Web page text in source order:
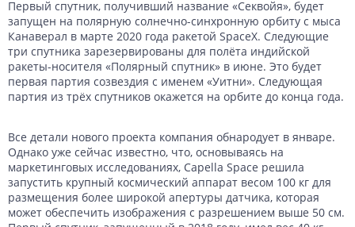
Первый спутник, получивший название «Секвойя», будет
запущен на полярную солнечно-синхронную орбиту с мыса
Канаверал в марте 2020 года ракетой SpaceX. Следующие
три спутника зарезервированы для полёта индийской
ракеты-носителя «Полярный спутник» в июне. Это будет
первая партия созвездия с именем «Уитни». Следующая
партия из трёх спутников окажется на орбите до конца года.
Все детали нового проекта компания обнародует в январе.
Однако уже сейчас известно, что, основываясь на
маркетинговых исследованиях, Capella Space решила
запустить крупный космический аппарат весом 100 кг для
размещения более широкой апертуры датчика, которая
может обеспечить изображения с разрешением выше 50 см.
Данные с российских спутников
Топографические, тематические и специальные карты
Водное хозяйство
Картография
Банковское дело и Страхование
Водное хозяйство
Картография
Судебная экспертиза